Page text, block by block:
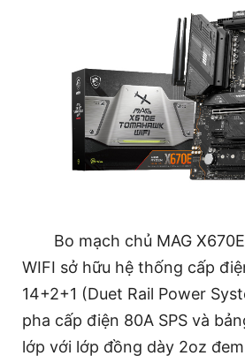
Bo mạch chủ MAG
WIFI sở hữu hệ thống cấp
14+2+1 (Duet Rail Power
pha cấp điện 80A SPS và
lớp với lớp đồng dày 2oz